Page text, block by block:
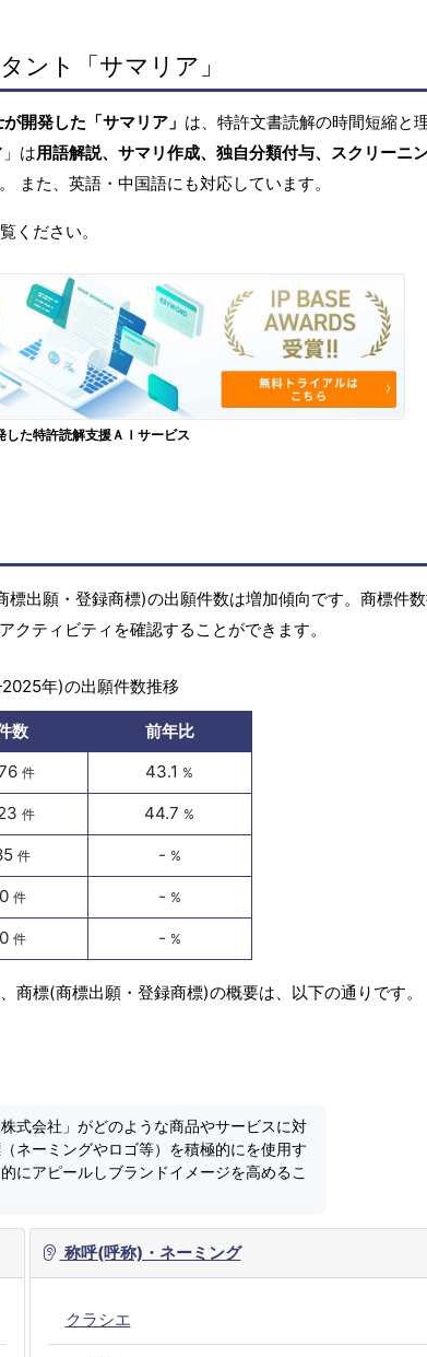
ント「サマリア」
開発した「サマリア」 は、特許文書読解の時間短縮と
は用語解説、サマリ作成、独自分類付与、スクリーニ
また、英語・中国語にも対応しています。
ください。
した特許読解支援ＡＩサービス
出願・登録商標)の出願件数は増加傾向です。商標件
ティビティを確認することができます。
年)の出願件数推移
数
前年比
件 43.1 %
件 44.7 %
件 - %
0 件 - %
0 件 - %
標(商標出願・登録商標)の概要は、以下の通りです。
式会社」がどのような商品やサービスに対
ネーミングやロゴ等）を積極的にを使用す
にアピールしブランドイメージを高めるこ
称呼(呼称)・ネーミング
クラシエ